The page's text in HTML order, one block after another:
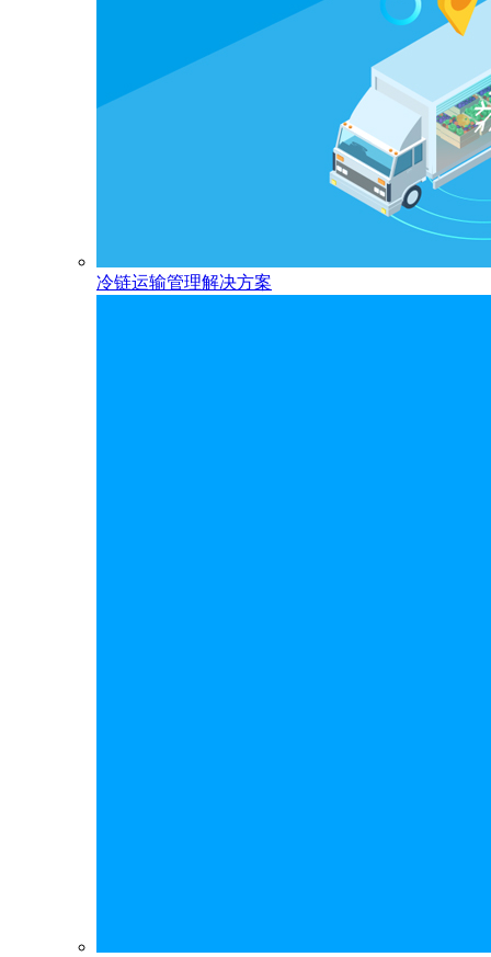
冷链运输管理解决方案